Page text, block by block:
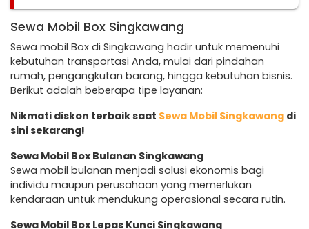
Sewa Mobil Box Singkawang
Sewa mobil Box di Singkawang hadir untuk memenuhi
kebutuhan transportasi Anda, mulai dari pindahan
rumah, pengangkutan barang, hingga kebutuhan bisnis.
Berikut adalah beberapa tipe layanan:
Nikmati diskon terbaik saat Sewa Mobil Singkawang di
sini sekarang!
Sewa Mobil Box Bulanan Singkawang
Sewa mobil bulanan menjadi solusi ekonomis bagi
individu maupun perusahaan yang memerlukan
kendaraan untuk mendukung operasional secara rutin.
Sewa Mobil Box Lepas Kunci Singkawang